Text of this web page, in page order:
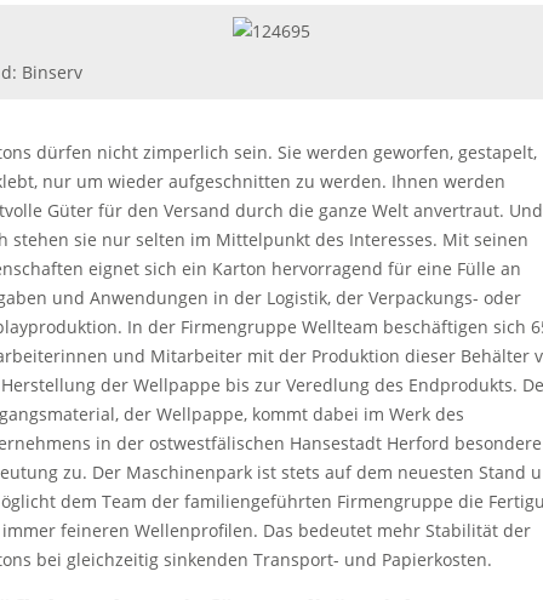
Binserv
dürfen nicht zimperlich sein. Sie werden geworfen, gestapelt,
nur um wieder aufgeschnitten zu werden. Ihnen werden
Güter für den Versand durch die ganze Welt anvertraut. Und
stehen sie nur selten im Mittelpunkt des Interesses. Mit seinen
eignet sich ein Karton hervorragend für eine Fülle an
und Anwendungen in der Logistik, der Verpackungs- oder
In der Firmengruppe Wellteam beschäftigen sich
und Mitarbeiter mit der Produktion dieser Behälter
der Wellpappe bis zur Veredlung des Endprodukts.
der Wellpappe, kommt dabei im Werk des
in der ostwestfälischen Hansestadt Herford besondere
zu. Der Maschinenpark ist stets auf dem neuesten Stand
dem Team der familiengeführten Firmengruppe die
feineren Wellenprofilen. Das bedeutet mehr Stabilität der
bei gleichzeitig sinkenden Transport- und Papierkosten.